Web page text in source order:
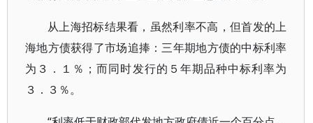
从上海招标结果看，虽然利率不高，但首发的上
海地方债获得了市场追捧：三年期地方债的中标利率
为３．１％；而同时发行的５年期品种中标利率为
３．３％。